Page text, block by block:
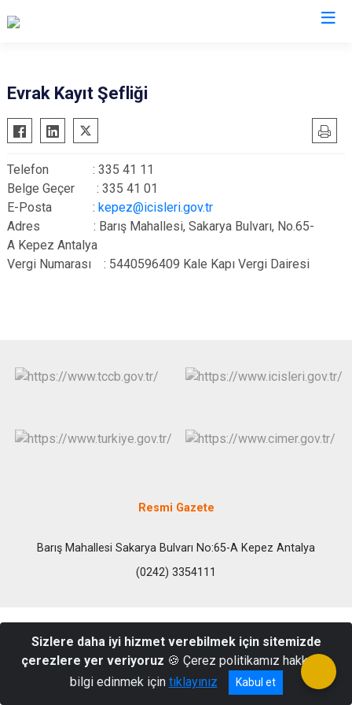
Akseki
Alanya
Elmalı
Finike
Gazipaşa
Gündoğmuş
İbradı
Aksu
Kepez
Evrak Kayıt Şefliği
Telefon : 335 41 11
Belge Geçer : 335 41 01
E-Posta : kepez@icisleri.gov.tr
Adres : Barış Mahallesi, Sakarya Bulvarı, No.65-
A Kepez Antalya
Vergi Numarası : 5440596409 Kale Kapı Vergi Dairesi
Resmi Gazete
Barış Mahallesi Sakarya Bulvarı No:65-A Kepez Antalya
(0242) 3354111
Sizlere daha iyi hizmet verebilmek için sitemizde
çerezlere yer veriyoruz 🍪 Çerez politikamız hakkında
bilgi edinmek için tıklayınız Kabul et